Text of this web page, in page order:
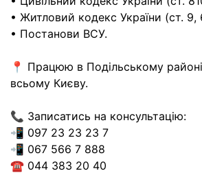
• Житловий кодекс України (ст. 9,
• Постанови ВСУ.
📍 Працюю в Подільському
всьому Києву.
📞 Записатись на консультацію:
📲 097 23 23 23 7
📲 067 566 7 888
☎️ 044 383 20 40